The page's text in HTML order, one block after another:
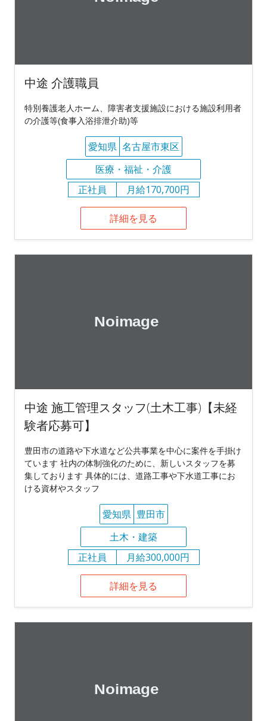
中途 介護職員
特別養護老人ホーム、障害者支援施設における施設利用者
の介護等(食事入浴排泄介助)等
愛知県 名古屋市東区
医療・福祉・介護
正社員
月給170,700円
詳細を見る
中途 施工管理スタッフ(土木工事)【未経
験者応募可】
豊田市の道路や下水道など公共事業を中心に案件を手掛け
ています 社内の体制強化のために、新しいスタッフを募
集しております 具体的には、道路工事や下水道工事にお
ける資材やスタッフ
愛知県 豊田市
土木・建築
正社員
月給300,000円
詳細を見る